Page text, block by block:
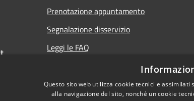
Prenotazione appuntamento
Segnalazione disservizio
Leggi le FAQ
Questo sito web utilizza cookie tecnici e
alla navigazione del sito, nonché un cookie